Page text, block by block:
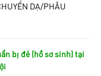
DẠ/PHẪU
bị đẻ (hồ sơ sinh) tại